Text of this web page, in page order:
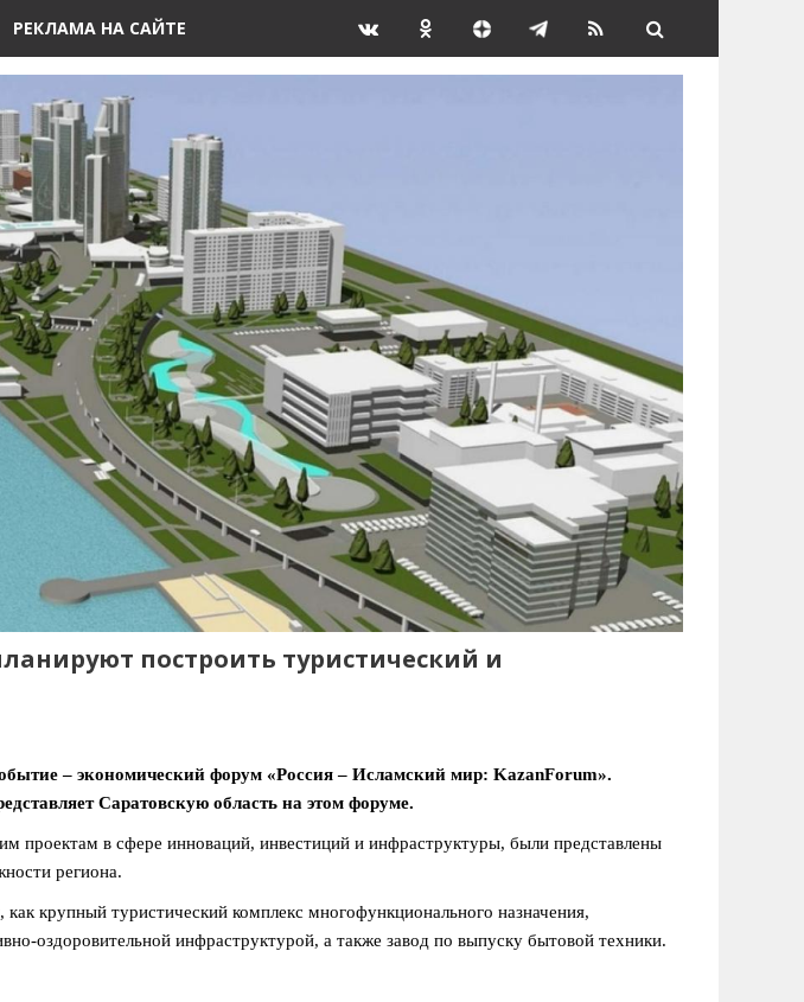
РЕКЛАМА НА САЙТЕ
построить туристический и
– экономический форум «Россия – Исламский мир: KazanForum».
Саратовскую область на этом форуме.
проектам в сфере инноваций, инвестиций и инфраструктуры, были представлены
региона.
крупный туристический комплекс многофункционального назначения,
оздоровительной инфраструктурой, а также завод по выпуску бытовой техники.